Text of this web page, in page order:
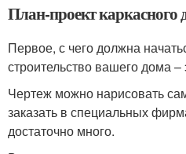
План-проект каркасного
Первое, с чего должна
строительство вашего дома –
Чертеж можно нарисовать
заказать в специальных
достаточно много.